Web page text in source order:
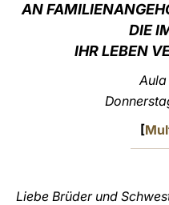
AN
DIE
IHR LEBEN
Aula
[
Liebe Brüder und